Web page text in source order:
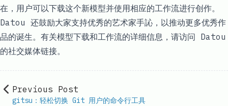
在，用户可以下载这个新模型并使用相应的工作流进行创作。
Datou 还鼓励大家支持优秀的艺术家手訫，以推动更多优秀作
品的诞生。有关模型下载和工作流的详细信息，请访问 Datou
的社交媒体链接。
Previous Post
gitsu：轻松切换 Git 用户的命令行工具